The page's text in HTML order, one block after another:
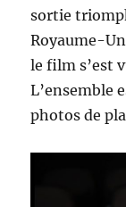
sortie
Royaume-
le film s’est
L’ensemble
photos de